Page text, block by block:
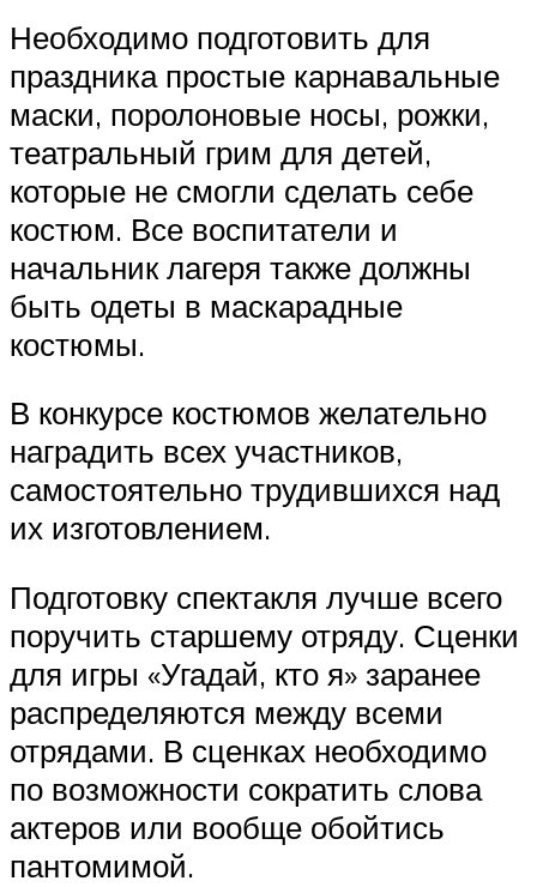
Необходимо подготовить для
праздника простые карнавальные
маски, поролоновые носы, рожки,
театральный грим для детей,
которые не смогли сделать себе
костюм. Все воспитатели и
начальник лагеря также должны
быть одеты в маскарадные
костюмы.
В конкурсе костюмов желательно
наградить всех участников,
самостоятельно трудившихся над
их изготовлением.
Подготовку спектакля лучше всего
поручить старшему отряду. Сценки
для игры «Угадай, кто я» заранее
распределяются между всеми
отрядами. В сценках необходимо
по возможности сократить слова
актеров или вообще обойтись
пантомимой.